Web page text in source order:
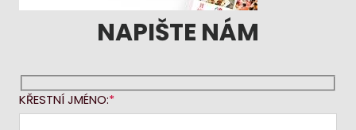
NAPIŠTE NÁM
KŘESTNÍ JMÉNO: